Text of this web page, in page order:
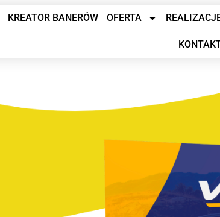
KREATOR BANERÓW OFERTA